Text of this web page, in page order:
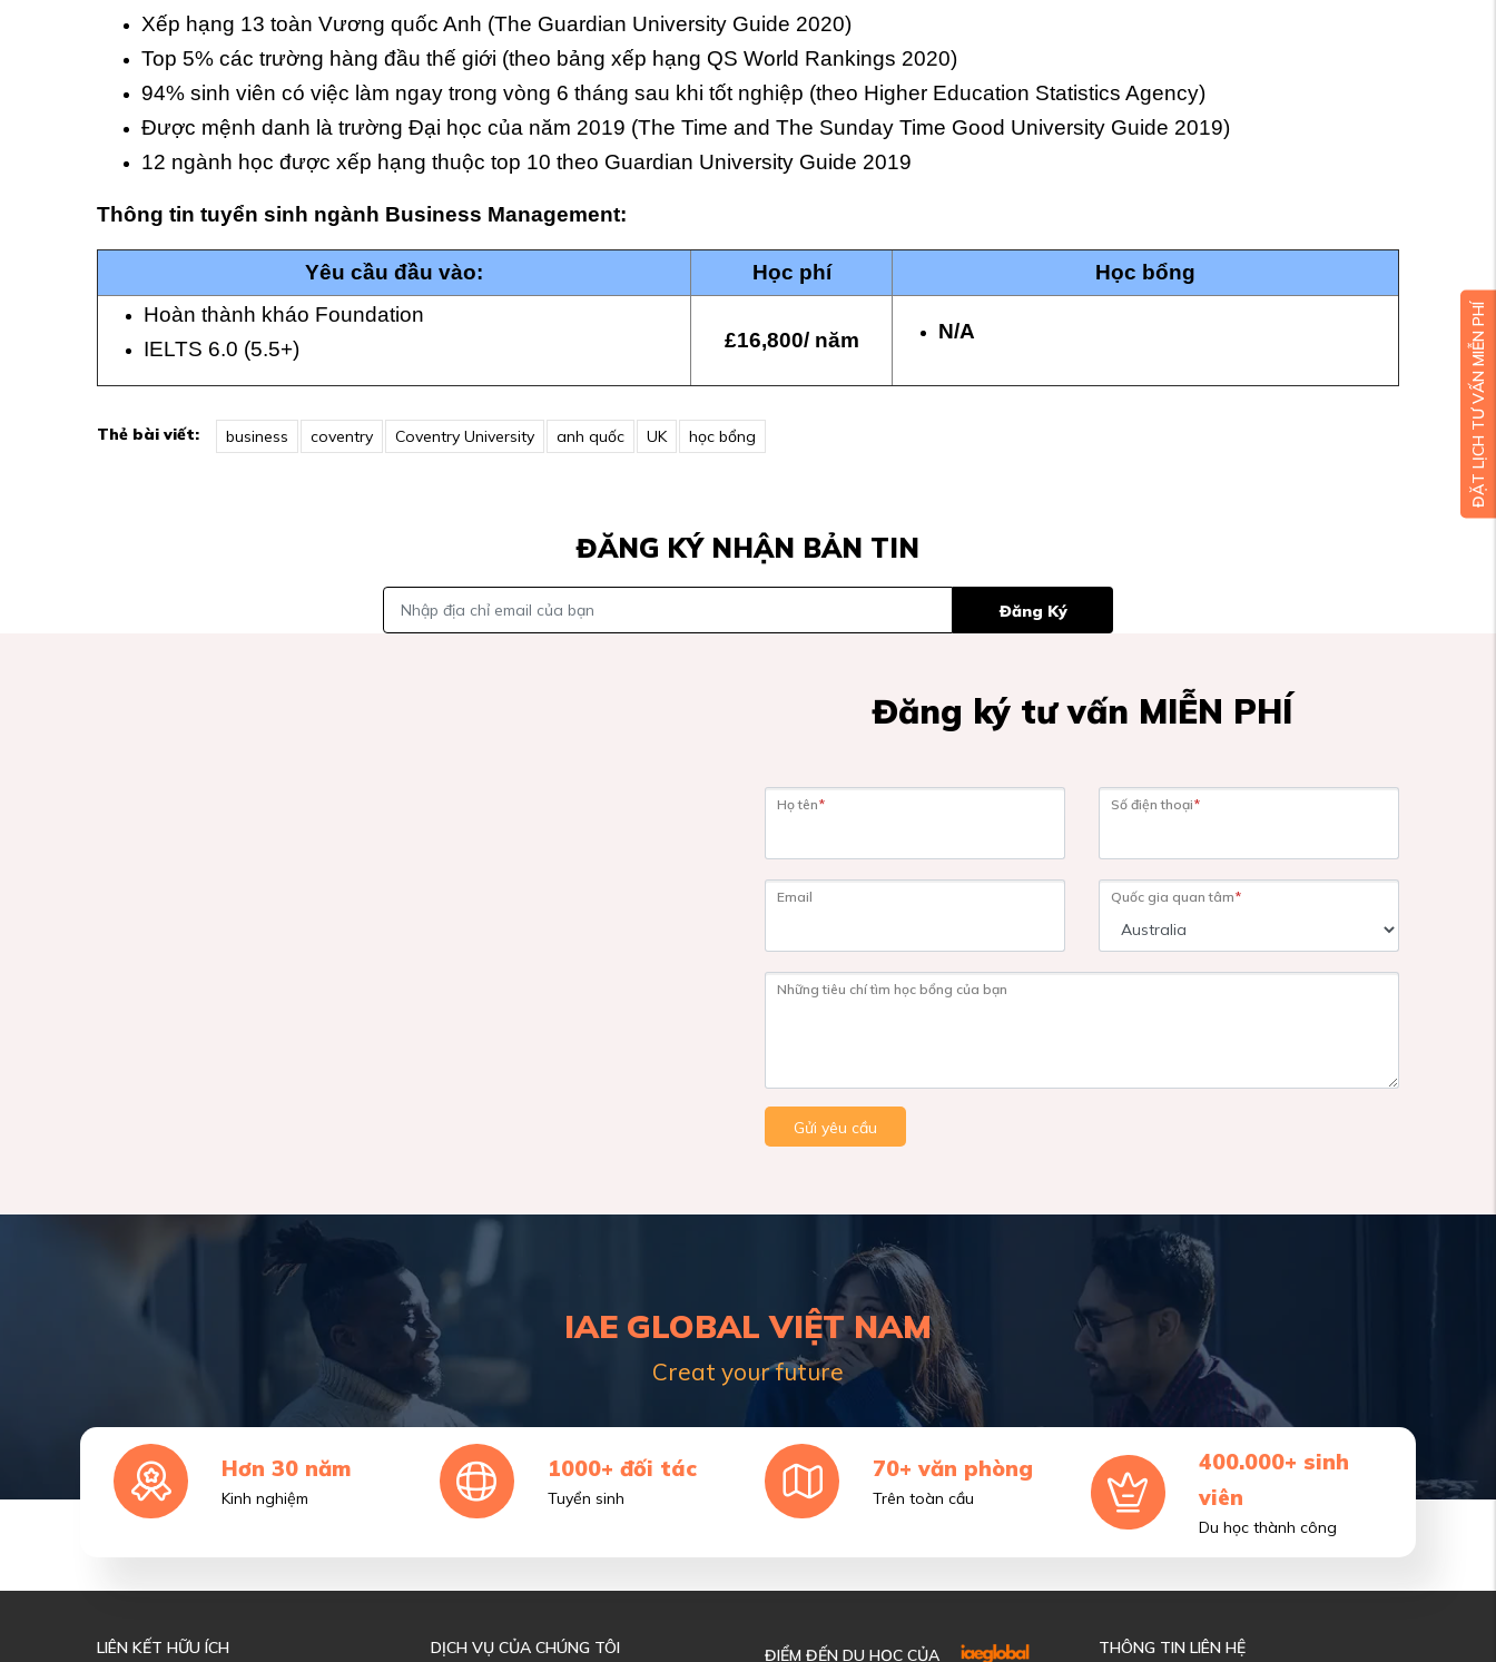
Xếp hạng 13 toàn Vương quốc Anh (The Guardian University Guide 2020)
Top 5% các trường hàng đầu thế giới (theo bảng xếp hạng QS World Rankings 2020)
94% sinh viên có việc làm ngay trong vòng 6 tháng sau khi tốt nghiệp (theo Higher Education Statistics Agency)
Được mệnh danh là trường Đại học của năm 2019 (The Time and The Sunday Time Good University Guide 2019)
12 ngành học được xếp hạng thuộc top 10 theo Guardian University Guide 2019
Thông tin tuyển sinh ngành Business Management:
Yêu cầu đầu vào: Học phí
Học bổng
Hoàn thành kháo Foundation
IELTS 6.0 (5.5+)
£16,800/ năm N/A
Thẻ bài viết: business coventry Coventry University anh quốc UK học bổng
ĐĂNG KÝ NHẬN BẢN TIN
Đăng Ký
Đăng ký tư vấn MIỄN PHÍ
Họ tên* Số điện thoại*
Email Quốc gia quan tâm*
Những tiêu chí tìm học bổng của bạn
Gửi yêu cầu
IAE GLOBAL VIỆT NAM
Creat your future
Hơn 30 năm
Kinh nghiệm
1000+ đối tác
Tuyển sinh
70+ văn phòng
Trên toàn cầu
400.000+ sinh
viên
Du học thành công
LIÊN KẾT HỮU ÍCH DỊCH VỤ CỦA CHÚNG TÔI ĐIỂM ĐẾN DU HỌC CỦA THÔNG TIN LIÊN HỆ
ĐẶT LỊCH TƯ VẤN MIỄN PHÍ